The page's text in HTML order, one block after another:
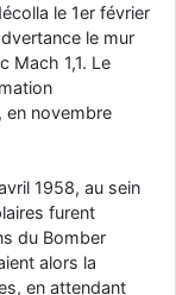
le 1er février
le mur
Mach 1,1. Le
en novembre
1958, au sein
furent
du Bomber
alors la
en attendant